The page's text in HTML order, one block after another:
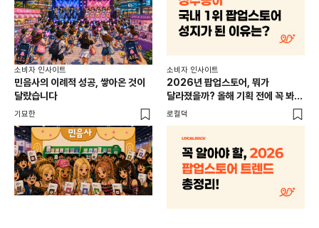
소비자 인사이트
민음사의 이례적 성공, 쌓아온 것이
달랐습니다
기묘한
소비자 인사이트
2026년 팝업스토어, 뭐가
달라졌을까? 올해 기획 전에 꼭 봐야
할 트렌드 4가지
로컬덕